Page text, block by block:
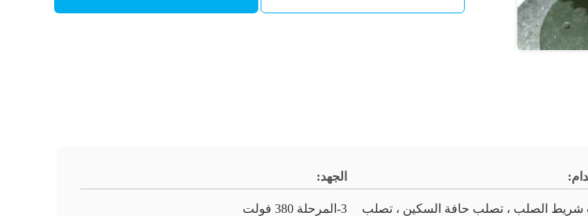
الصلب ، تصلب حافة السكين ، تصلب
الجهد:
3-المرحلة 380 فولت